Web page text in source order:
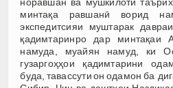
норавшан ва мушкилоти
минтақа равшанӣ ворид
экспедитсияи муштарак
қадимтаринро дар минтақаи
намуда, муайян намуд, ки
гузаргоҳҳои қадимтарини
буда, тавассути он одамон ба